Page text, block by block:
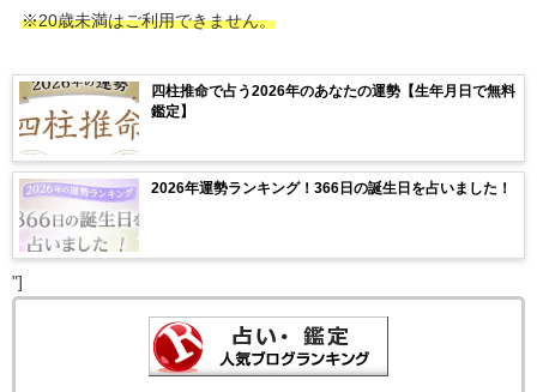
※20歳未満はご利用できません。
四柱推命で占う2026年のあなたの運勢【生年月日で無料
鑑定】
2026年運勢ランキング！366日の誕生日を占いました！
"]